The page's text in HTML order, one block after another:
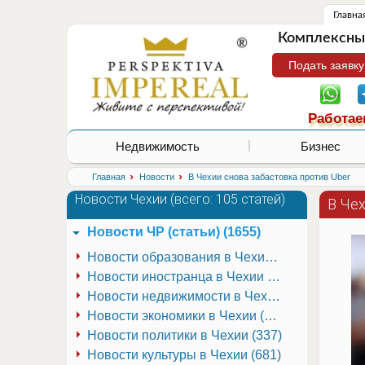
Подать
Недвижимость Бизнес
Главная › Новости › В Чехии снова забастовка против Uber
В
Новости Чехии (всего: 105 статей)
Новости иностранца в Чехии (223)
Новости культуры в Чехии (681)
Новости недвижимости в Чехии (337)
Новости образования в Чехии (251)
Новости политики в Чехии (337)
Новости ЧР (статьи) (1655)
Новости экономики в Чехии (941)